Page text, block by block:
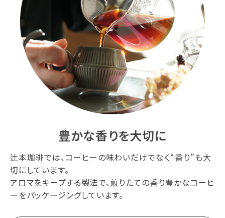
豊かな香りを大切に
辻本珈琲では、コーヒーの味わいだけでなく“香り”も大
切にしています。
アロマをキープする製法で、煎りたての香り豊かなコーヒ
ーをパッケージングしています。